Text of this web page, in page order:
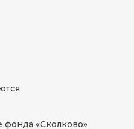
«Сколково»